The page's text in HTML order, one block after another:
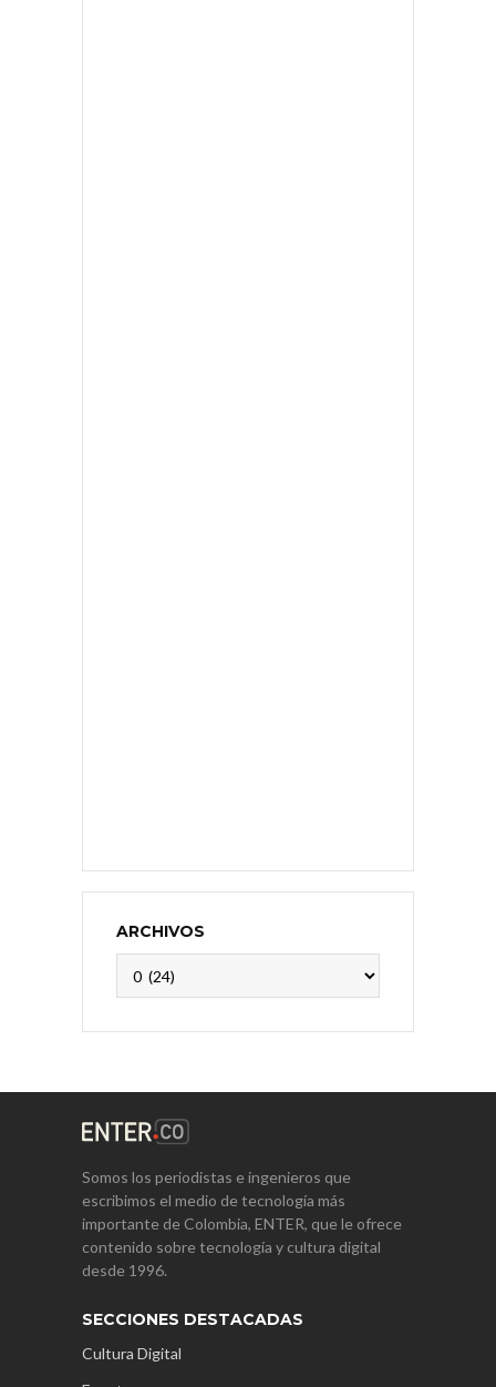
ARCHIVOS
Somos los periodistas e ingenieros que
escribimos el medio de tecnología más
importante de Colombia, ENTER, que le ofrece
contenido sobre tecnología y cultura digital
desde 1996.
SECCIONES DESTACADAS
Cultura Digital